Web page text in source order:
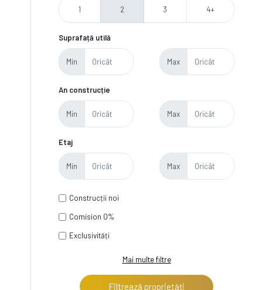
1 2 3 4+
Suprafață utilă
Min Max
An construcție
Min Max
Etaj
Min Max
Construcții noi
Comision 0%
Exclusivități
Mai multe filtre